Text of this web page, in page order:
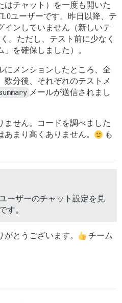
はチャット）を一度も開いた
ユーザーです。昨日以降、テ
インしていません（新しいテ
。ただし、テスト前に少なく
を確保しました）。
にメンションしたところ、全
数分後、それぞれのテストメ
メールが送信されまし
ません。コードを調べました
まり高くありません。
も
ーザーのチャット設定を見
す。
とうございます。
チーム